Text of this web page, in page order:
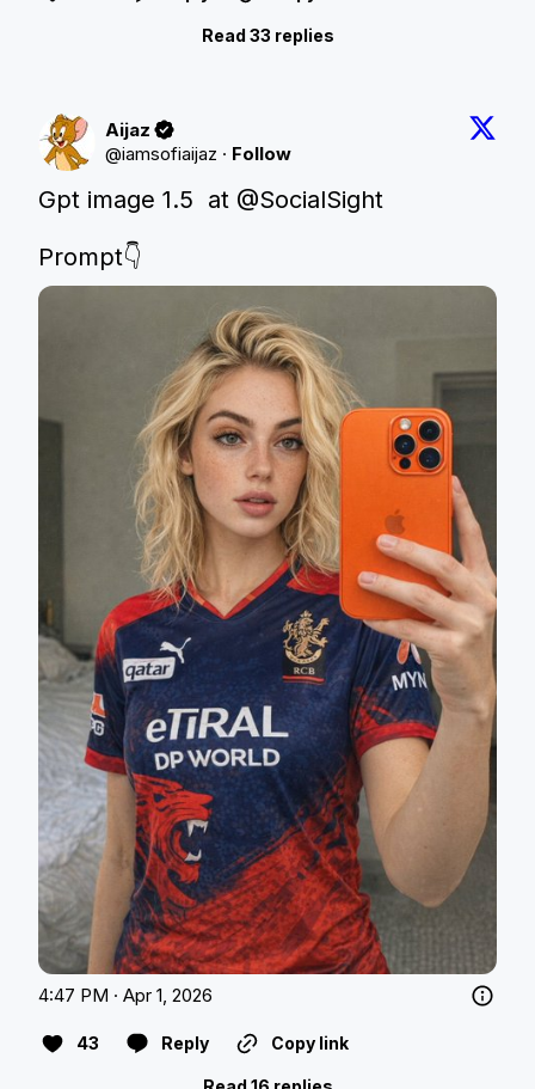
Read 33 replies
Aijaz
@iamsofiaijaz · Follow
Gpt image 1.5  at @SocialSight
4:47 PM · Apr 1, 2026
43 Reply Copy link